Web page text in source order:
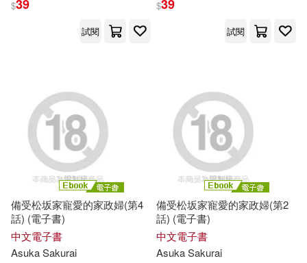
$39
試閱
$39
試閱
備受松坂家寵愛的家政婦(第4
話) (電子書)
中文電子書
AsukaSakurai
備受松坂家寵愛的家政婦(第2
話) (電子書)
中文電子書
AsukaSakurai